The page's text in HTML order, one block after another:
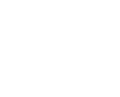
备参考的医疗器械注册证，用
携式经颅多普勒配备简洁的操
测与数据记录，所有输出仅作